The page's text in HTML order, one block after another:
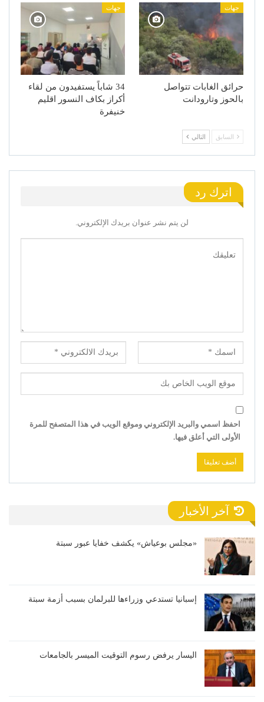
جهات
حرائق الغابات تتواصل
بالحوز وتارودانت
جهات
34 شاباً يستفيدون من لقاء
أكراز بكاف النسور اقليم
خنيفرة
السابق التالي
اترك رد
لن يتم نشر عنوان بريدك الإلكتروني.
احفظ اسمي والبريد الإلكتروني وموقع الويب في هذا المتصفح للمرة
الأولى التي أعلق فيها.
آخر الأخبار
«مجلس بوعياش» يكشف خفايا عبور سبتة
إسبانيا تستدعي وزراءها للبرلمان بسبب أزمة سبتة
اليسار يرفض رسوم التوقيت الميسر بالجامعات